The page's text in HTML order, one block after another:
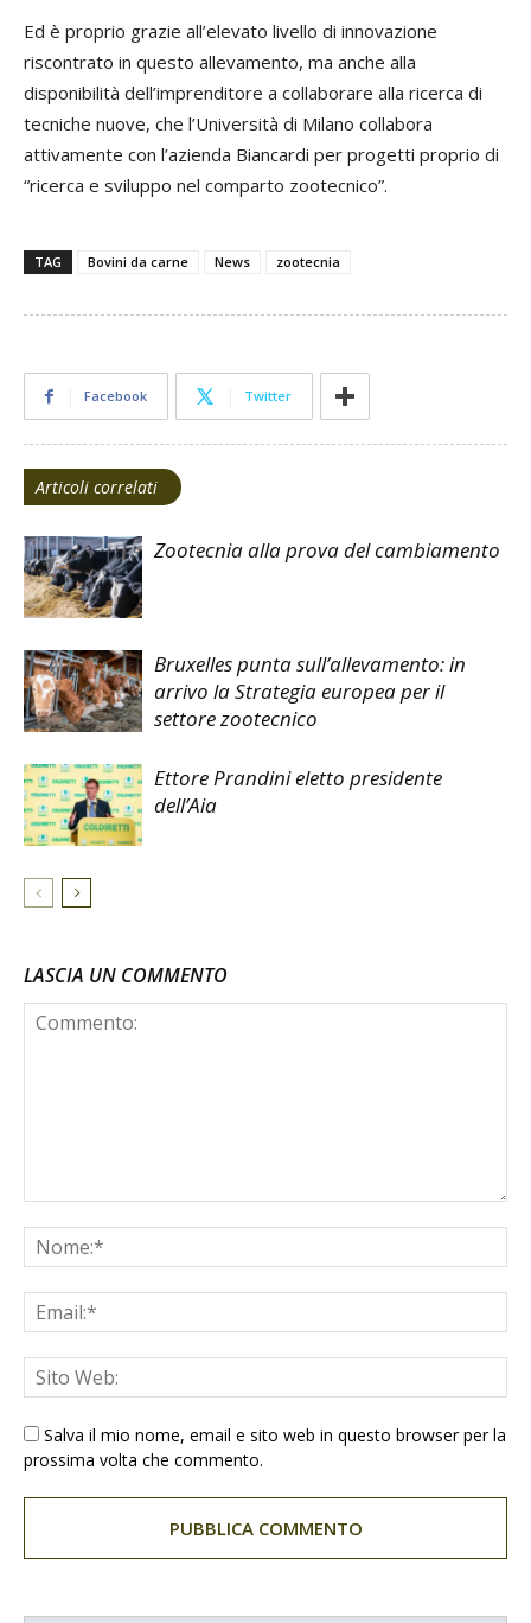
Ed è proprio grazie all’elevato livello di innovazione
riscontrato in questo allevamento, ma anche alla
disponibilità dell’imprenditore a collaborare alla ricerca di
tecniche nuove, che l’Università di Milano collabora
attivamente con l’azienda Biancardi per progetti proprio di
“ricerca e sviluppo nel comparto zootecnico”.
TAG Bovini da carne News zootecnia
Facebook Twitter
Articoli correlati
Zootecnia alla prova del cambiamento
Bruxelles punta sull’allevamento: in
arrivo la Strategia europea per il
settore zootecnico
Ettore Prandini eletto presidente
dell’Aia
LASCIA UN COMMENTO
Salva il mio nome, email e sito web in questo browser per la
prossima volta che commento.